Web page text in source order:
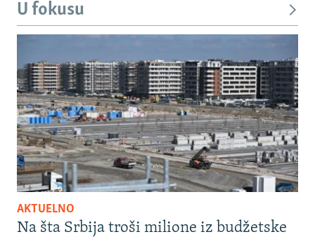
U fokusu
AKTUELNO
Na šta Srbija troši milione iz budžetske